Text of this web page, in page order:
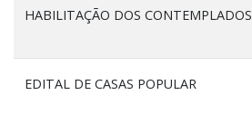
HABILITAÇÃO DOS CONTEMPLADOS
EDITAL DE CASAS POPULAR